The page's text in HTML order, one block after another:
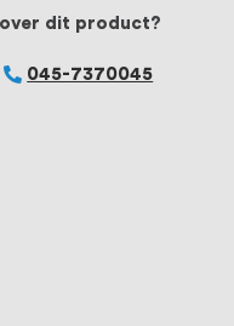
over dit product?
045-7370045